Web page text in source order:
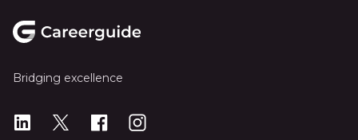
Bridging excellence
LinkedIn
X Instagram